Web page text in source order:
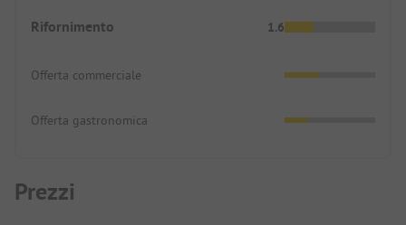
Rifornimento 1.6
Offerta commerciale
Offerta gastronomica
Prezzi